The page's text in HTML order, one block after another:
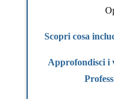
Scopri cosa
Approfondisci i